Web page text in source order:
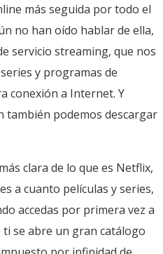
más seguida por todo el
no han oído hablar de ella,
servicio streaming, que nos
y programas de
conexión a Internet. Y
también podemos descargar
clara de lo que es Netflix,
es a cuanto películas y series,
accedas por primera vez a
se abre un gran catálogo